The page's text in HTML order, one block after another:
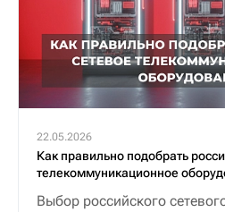
22.05.2026
Как правильно подобрать
телекоммуникационное
Выбор российского